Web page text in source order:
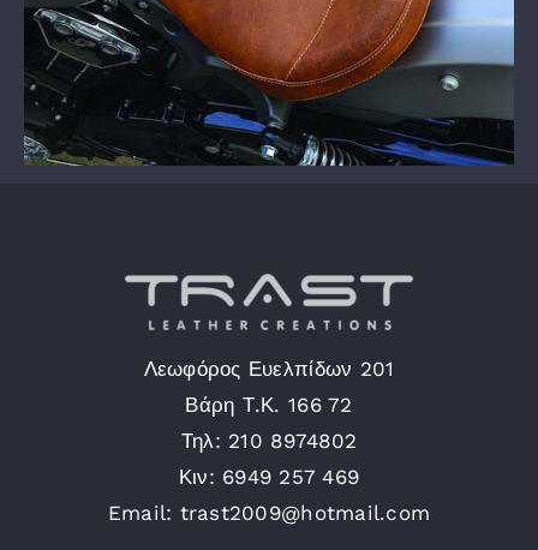
Λεωφόρος Ευελπίδων 201
Βάρη Τ.Κ. 166 72
Τηλ: 210 8974802
Κιν: 6949 257 469
Email: trast2009@hotmail.com